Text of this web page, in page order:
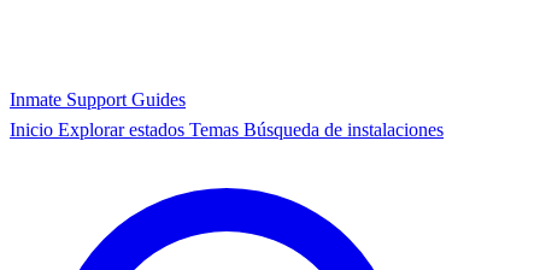
Inmate Support Guides
Inicio Explorar estados Temas Búsqueda de instalaciones